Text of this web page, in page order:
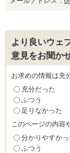
より良いウェ
意見をお聞か
お求めの情報は充
充分だった
ふつう
足りなかった
このページの内容
分かりやすかっ
ふつう